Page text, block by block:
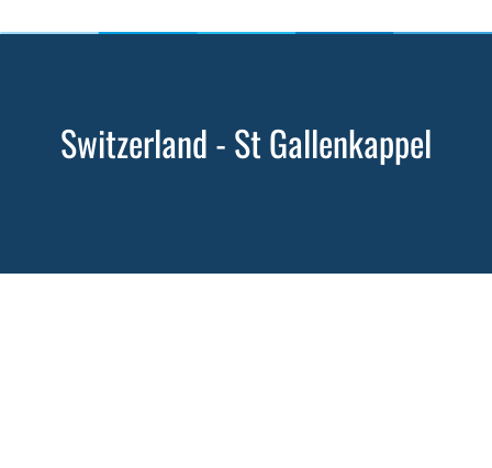
Switzerland - St Gallenkappel